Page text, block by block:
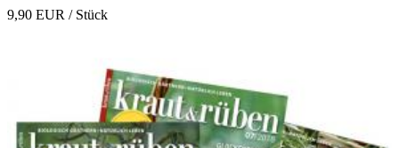
9,90 EUR / Stück